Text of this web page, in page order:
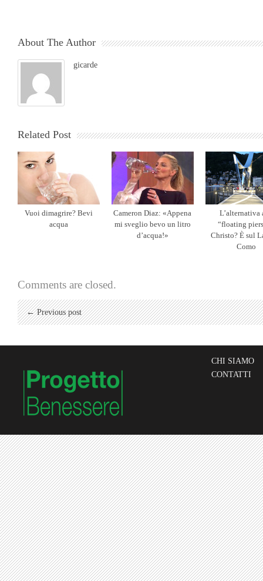
About The Author
gicarde
Related Post
Vuoi dimagrire? Bevi
acqua
Cameron Diaz: «Appena
mi sveglio bevo un litro
d’acqua!»
L’alternativa
“floating
Christo? È sul
Como
Comments are closed.
← Previous post
CHI SIAMO
CONTATTI